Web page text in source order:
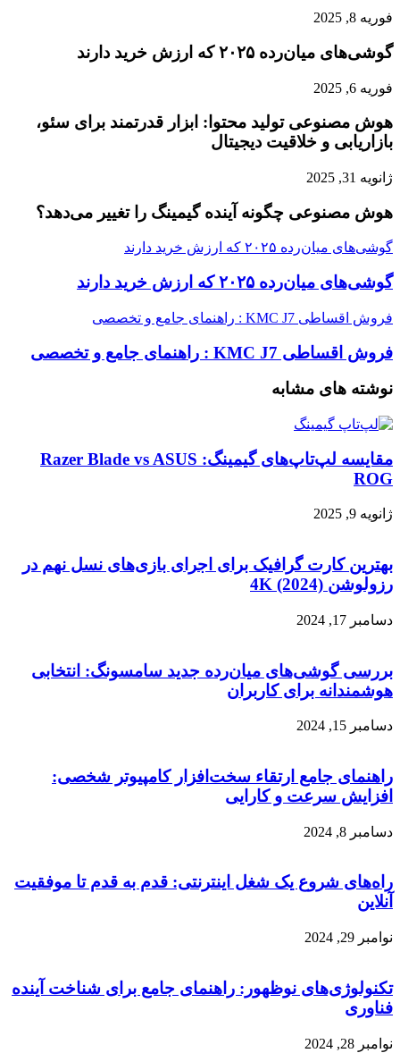
فوریه 8, 2025
گوشی‌های میان‌رده ۲۰۲۵ که ارزش خرید دارند
فوریه 6, 2025
هوش مصنوعی تولید محتوا: ابزار قدرتمند برای سئو،
بازاریابی و خلاقیت دیجیتال
ژانویه 31, 2025
هوش مصنوعی چگونه آینده گیمینگ را تغییر می‌دهد؟
گوشی‌های میان‌رده ۲۰۲۵ که ارزش خرید دارند
گوشی‌های میان‌رده ۲۰۲۵ که ارزش خرید دارند
فروش اقساطی KMC J7 : راهنمای جامع و تخصصی
فروش اقساطی KMC J7 : راهنمای جامع و تخصصی
نوشته های مشابه
مقایسه لپ‌تاپ‌های گیمینگ: Razer Blade vs ASUS
ROG
ژانویه 9, 2025
بهترین کارت گرافیک برای اجرای بازی‌های نسل نهم در
رزولوشن 4K (2024)
دسامبر 17, 2024
بررسی گوشی‌های میان‌رده جدید سامسونگ: انتخابی
هوشمندانه برای کاربران
دسامبر 15, 2024
راهنمای جامع ارتقاء سخت‌افزار کامپیوتر شخصی:
افزایش سرعت و کارایی
دسامبر 8, 2024
راه‌های شروع یک شغل اینترنتی: قدم به قدم تا موفقیت
آنلاین
نوامبر 29, 2024
تکنولوژی‌های نوظهور: راهنمای جامع برای شناخت آینده
فناوری
نوامبر 28, 2024